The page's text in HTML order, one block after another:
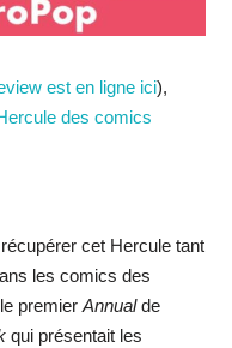
est en ligne ici),
des comics
cet Hercule tant
les comics des
premier Annualde
qui présentait les